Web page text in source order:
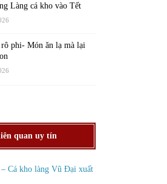
Làng cá kho vào Tết
phi- Món ăn lạ mà lại
quan uy tín
Cá kho làng Vũ Đại xuất